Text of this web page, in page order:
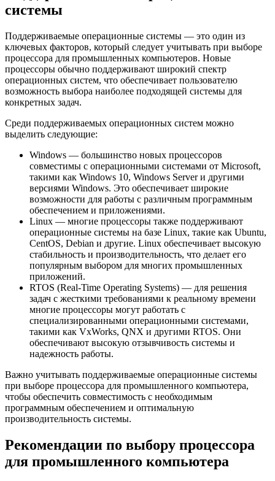
системы
Поддерживаемые операционные системы — это один из
ключевых факторов, который следует учитывать при выборе
процессора для промышленных компьютеров. Новые
процессоры обычно поддерживают широкий спектр
операционных систем, что обеспечивает пользователю
возможность выбора наиболее подходящей системы для
конкретных задач.
Среди поддерживаемых операционных систем можно
выделить следующие:
Windows — большинство новых процессоров
совместимы с операционными системами от Microsoft,
такими как Windows 10, Windows Server и другими
версиями Windows. Это обеспечивает широкие
возможности для работы с различным программным
обеспечением и приложениями.
Linux — многие процессоры также поддерживают
операционные системы на базе Linux, такие как Ubuntu,
CentOS, Debian и другие. Linux обеспечивает высокую
стабильность и производительность, что делает его
популярным выбором для многих промышленных
приложений.
RTOS (Real-Time Operating Systems) — для решения
задач с жесткими требованиями к реальному времени
многие процессоры могут работать с
специализированными операционными системами,
такими как VxWorks, QNX и другими RTOS. Они
обеспечивают высокую отзывчивость системы и
надежность работы.
Важно учитывать поддерживаемые операционные системы
при выборе процессора для промышленного компьютера,
чтобы обеспечить совместимость с необходимым
программным обеспечением и оптимальную
производительность системы.
Рекомендации по выбору процессора
для промышленного компьютера